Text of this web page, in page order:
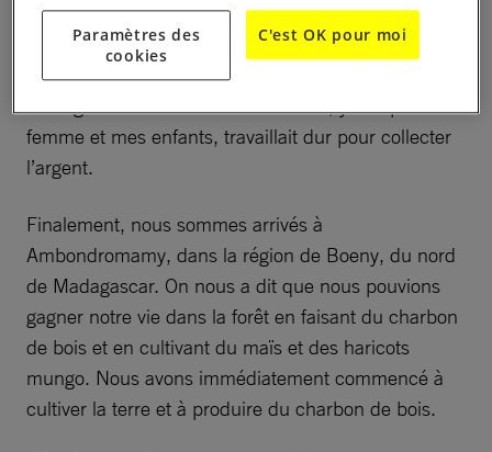
premier travail proposé afin de réunir la somme
nécessaire pour payer le prochain trajet en bus :
extraction de pierres précieuses, travaux manuels,
femme et mes enfants, travaillait dur pour collecter
l’argent.
Finalement, nous sommes arrivés à
Ambondromamy, dans la région de Boeny, du nord
de Madagascar. On nous a dit que nous pouvions
gagner notre vie dans la forêt en faisant du charbon
de bois et en cultivant du maïs et des haricots
mungo. Nous avons immédiatement commencé à
cultiver la terre et à produire du charbon de bois.
Paramètres des
cookies
C'est OK pour moi